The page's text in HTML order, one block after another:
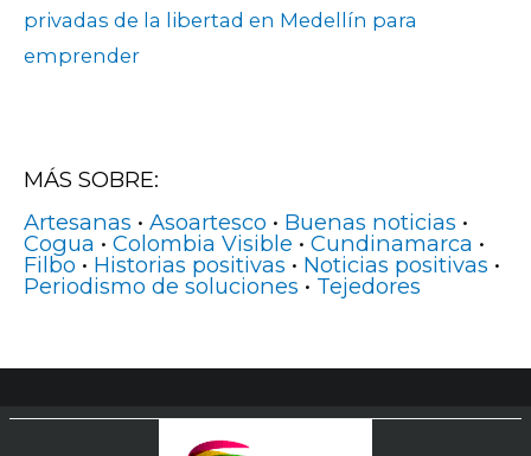
privadas de la libertad en Medellín para
emprender
MÁS SOBRE:
Artesanas • Asoartesco • Buenas noticias •
Cogua • Colombia Visible • Cundinamarca •
Filbo • Historias positivas • Noticias positivas •
Periodismo de soluciones • Tejedores